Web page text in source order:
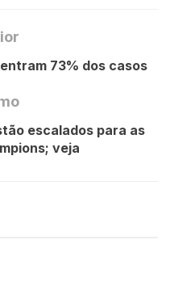
73% dos casos
escalados para as
veja